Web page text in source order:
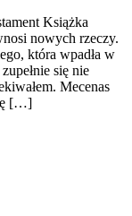
Książka
nowych rzeczy.
która wpadła w
się nie
Mecenas
[…]